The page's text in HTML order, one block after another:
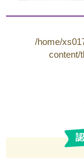
/home/
content/